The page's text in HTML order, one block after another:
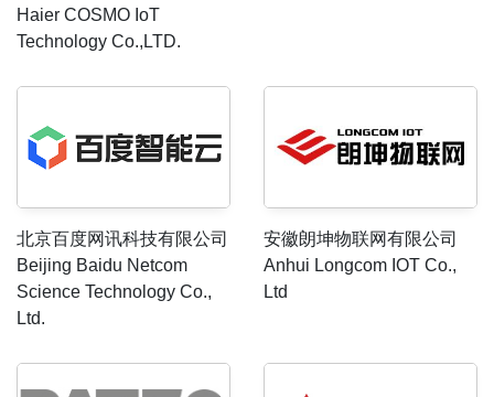
Haier COSMO IoT
Technology Co.,LTD.
北京百度网讯科技有限公司
Beijing Baidu Netcom
Science Technology Co.,
Ltd.
安徽朗坤物联网有限公司
Anhui Longcom IOT Co.,
Ltd